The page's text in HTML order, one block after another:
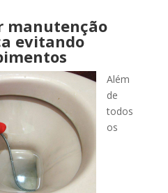
manutenção
evitando
Além
de
todos
os